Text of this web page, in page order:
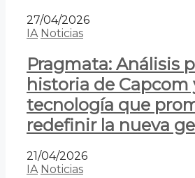
27/04/2026
IA Noticias
Pragmata: Análisis
historia de Capcom
tecnología que
redefinir la nueva
21/04/2026
IA Noticias